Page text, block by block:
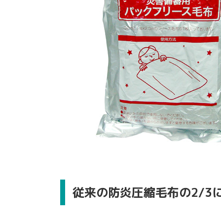
従来の防炎圧縮毛布の2/3